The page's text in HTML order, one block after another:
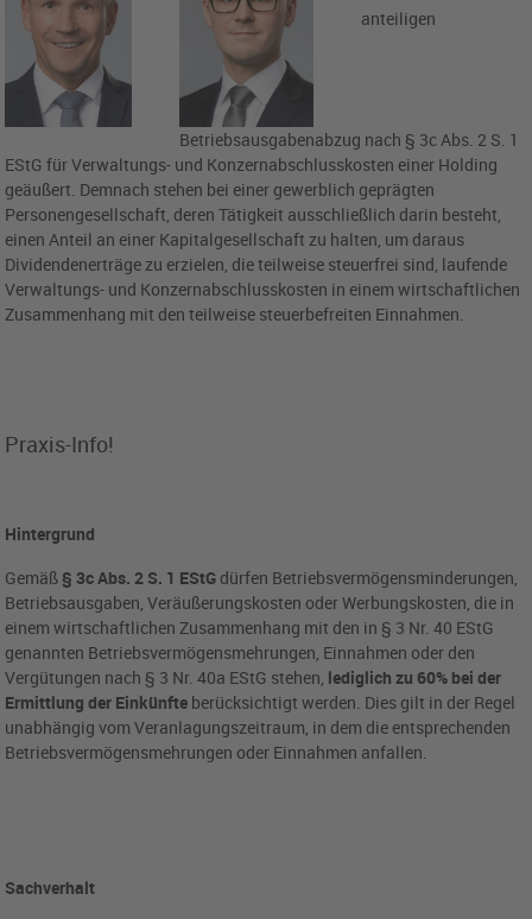
anteiligen
Betriebsausgabenabzug nach § 3c Abs. 2 S. 1
EStG für Verwaltungs- und Konzernabschlusskosten einer Holding
geäußert. Demnach stehen bei einer gewerblich geprägten
Personengesellschaft, deren Tätigkeit ausschließlich darin besteht,
einen Anteil an einer Kapitalgesellschaft zu halten, um daraus
Dividendenerträge zu erzielen, die teilweise steuerfrei sind, laufende
Verwaltungs- und Konzernabschlusskosten in einem wirtschaftlichen
Zusammenhang mit den teilweise steuerbefreiten Einnahmen.
Praxis-Info!
Hintergrund
Gemäß § 3c Abs. 2 S. 1 EStG dürfen Betriebsvermögensminderungen,
Betriebsausgaben, Veräußerungskosten oder Werbungskosten, die in
einem wirtschaftlichen Zusammenhang mit den in § 3 Nr. 40 EStG
genannten Betriebsvermögensmehrungen, Einnahmen oder den
Vergütungen nach § 3 Nr. 40a EStG stehen, lediglich zu 60% bei der
Ermittlung der Einkünfte berücksichtigt werden. Dies gilt in der Regel
unabhängig vom Veranlagungszeitraum, in dem die entsprechenden
Betriebsvermögensmehrungen oder Einnahmen anfallen.
Sachverhalt